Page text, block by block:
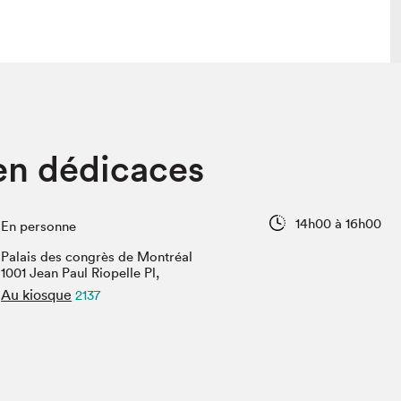
Programmation dans la ville
Vidéos et balados
dédicaces
En personne
14h00 à 16h00
Palais des congrès de Montréal
1001 Jean Paul Riopelle Pl,
Au kiosque 2137